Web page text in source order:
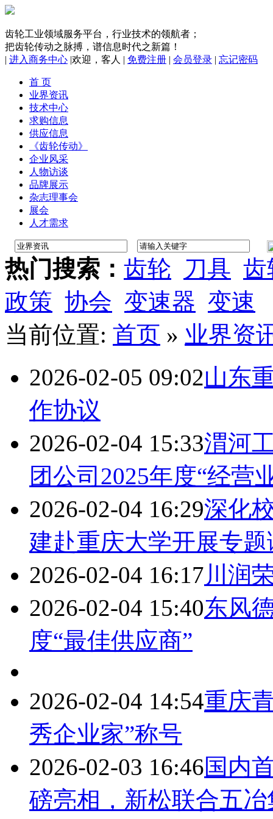
齿轮工业领域服务平台，行业技术的领航者；
把齿轮传动之脉搏，谱信息时代之新篇！
| 进入商务中心 |欢迎， 客人 | 免费注册 | 会员登录 | 忘记密码
首 页
业界资讯
技术中心
求购信息
供应信息
《齿轮传动》
企业风采
人物访谈
品牌展示
杂志理事会
展会
人才需求
热门搜索： 齿轮 刀具 齿
政策 协会 变速器 变速
当前位置: 首页 » 业界资
2026-02-05 09:02山东
作协议
2026-02-04 15:33渭河
团公司2025年度“经营
2026-02-04 16:29深化
建赴重庆大学开展专题
2026-02-04 16:17川润
2026-02-04 15:40东风
度“最佳供应商”
2026-02-04 14:54重庆
秀企业家”称号
2026-02-03 16:46国内
磅亮相，新松联合五